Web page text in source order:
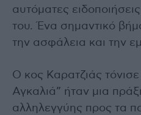
αυτόματες
του. Ένα σημαντικό
την ασφάλεια και την
Ο κος Καρατζιάς τόνισε
Αγκαλιά” ήταν μια
αλληλεγγύης προς τα